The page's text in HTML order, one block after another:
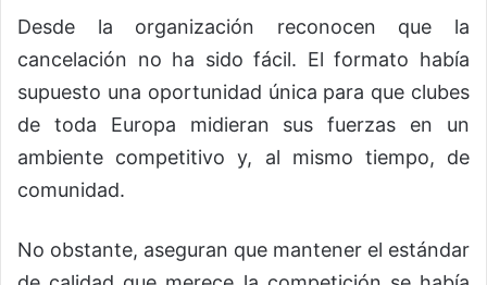
Desde la organización reconocen que la
cancelación no ha sido fácil. El formato había
supuesto una oportunidad única para que clubes
de toda Europa midieran sus fuerzas en un
ambiente competitivo y, al mismo tiempo, de
comunidad.
No obstante, aseguran que mantener el estándar